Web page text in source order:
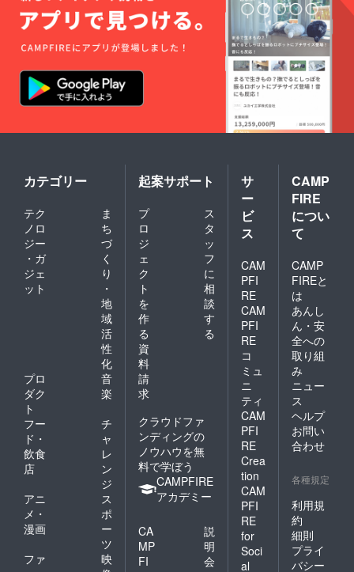
カテゴリー
テク
ノロ
ジー
・ガ
ジェ
ット
ま
ち
づ
く
り
・
地
域
活
性
化
プロ
ダク
ト
音
楽
フー
ド・
飲食
店
チ
ャ
レ
ン
ジ
アニ
メ・
漫画
ス
ポ
ー
ツ
ファ
映
起案サポート
プ
ロ
ジ
ェ
ク
ト
を
作
る
ス
タ
ッ
フ
に
相
談
す
る
資
料
請
求
クラウドファ
ンディングの
ノウハウを無
料で学ぼう
CAMPFIRE
アカデミー
CA
MP
FI
説
明
会
サ
ー
ビ
ス
CAM
PFI
RE
CAM
PFI
RE
コ
ミュ
ニ
ティ
CAM
PFI
RE
Crea
tion
CAM
PFI
RE
for
Soci
al
CAMP
FIRE
につい
て
CAMP
FIREと
は
あんし
ん・安
全への
取り組
み
ニュー
ス
ヘルプ
お問い
合わせ
各種規定
利用規
約
細則
プライ
バシー